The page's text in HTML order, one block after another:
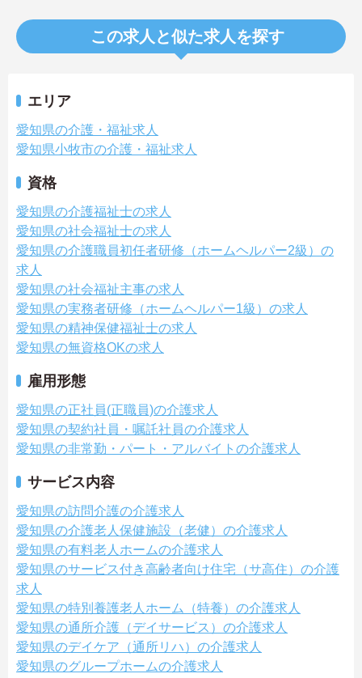
この求人と似た求人を探す
エリア
愛知県の介護・福祉求人
愛知県小牧市の介護・福祉求人
資格
愛知県の介護福祉士の求人
愛知県の社会福祉士の求人
愛知県の介護職員初任者研修（ホームヘルパー2級）の
求人
愛知県の社会福祉主事の求人
愛知県の実務者研修（ホームヘルパー1級）の求人
愛知県の精神保健福祉士の求人
愛知県の無資格OKの求人
雇用形態
愛知県の正社員(正職員)の介護求人
愛知県の契約社員・嘱託社員の介護求人
愛知県の非常勤・パート・アルバイトの介護求人
サービス内容
愛知県の訪問介護の介護求人
愛知県の介護老人保健施設（老健）の介護求人
愛知県の有料老人ホームの介護求人
愛知県のサービス付き高齢者向け住宅（サ高住）の介護
求人
愛知県の特別養護老人ホーム（特養）の介護求人
愛知県の通所介護（デイサービス）の介護求人
愛知県のデイケア（通所リハ）の介護求人
愛知県のグループホームの介護求人